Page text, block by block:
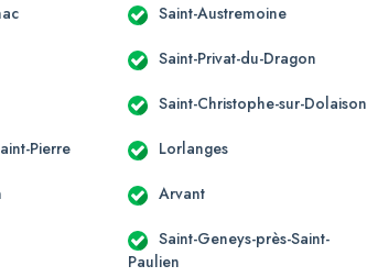
Saint-Austremoine
Saint-Privat-du-Dragon
Saint-Christophe-sur-Dolaison
Pierre Lorlanges
Arvant
Saint-Geneys-près-Saint-
Paulien